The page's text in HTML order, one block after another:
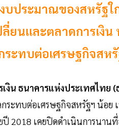
บประมาณของสหรัฐ
ยนและตลาดการเงิน
ะทบต่อเศรษฐกิจสห
งิน ธนาคารแห่งประเทศไทย
ระทบต่อเศรษฐกิจสหรัฐฯ น้อย
ปี 2018 เคยปิดดำเนินการนาน